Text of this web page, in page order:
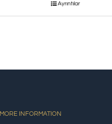
Ayrıntılar
MORE INFORMATION